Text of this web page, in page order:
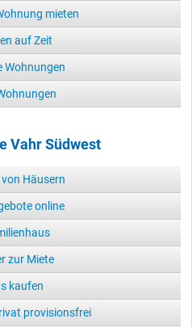
mieten
auf Zeit
Wohnungen
Vahr Südwest
Häusern
online
zur Miete
kaufen
provisionsfrei